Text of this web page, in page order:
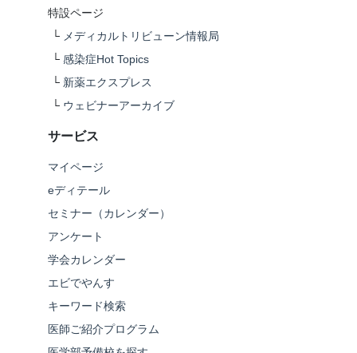
特設ページ
└ メディカルトリビューン情報局
└ 感染症Hot Topics
└ 新薬エクスプレス
└ ウェビナーアーカイブ
サービス
マイページ
eディテール
セミナー（カレンダー）
アンケート
学会カレンダー
エビでやんす
キーワード検索
医師ご紹介プログラム